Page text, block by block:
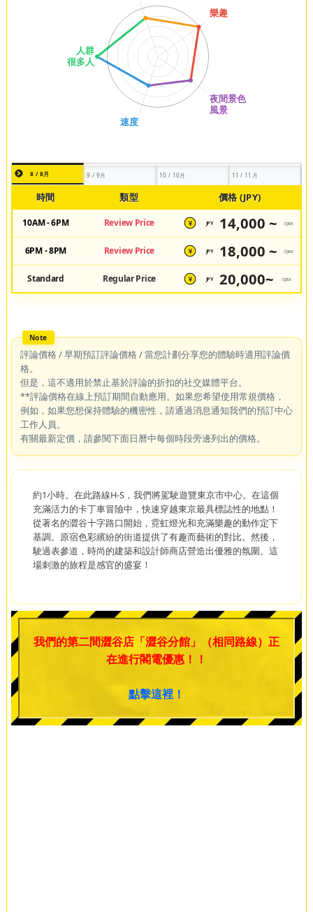
8 / 8月 9 / 9月 10 / 10月 11 / 11月
時間 類型 價格 (JPY)
10AM - 6PM Review Price ¥ JPY 14,000 ~ /pax
6PM - 8PM Review Price ¥ JPY 18,000 ~ /pax
Standard Regular Price ¥ JPY 20,000~ /pax
評論價格 / 早期預訂評論價格 / 當您計劃分享您的體驗時適用評論價
格。
但是，這不適用於禁止基於評論的折扣的社交媒體平台。
**評論價格在線上預訂期間自動應用。如果您希望使用常規價格，
例如，如果您想保持體驗的機密性，請通過消息通知我們的預訂中心
工作人員。
有關最新定價，請參閱下面日曆中每個時段旁邊列出的價格。
約1小時。在此路線H-S，我們將駕駛遊覽東京市中心。在這個
充滿活力的卡丁車冒險中，快速穿越東京最具標誌性的地點！
從著名的澀谷十字路口開始，霓虹燈光和充滿樂趣的動作定下
基調。原宿色彩繽紛的街道提供了有趣而藝術的對比。然後，
駛過表參道，時尚的建築和設計師商店營造出優雅的氛圍。這
場刺激的旅程是感官的盛宴！
我們的第二間澀谷店「澀谷分館」（相同路線）正
在進行閣電優惠！！
點擊這裡！